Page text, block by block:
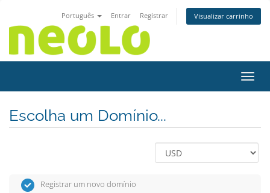
Português Entrar Registrar Visualizar carrinho
Escolha um Domínio...
Registrar um novo domínio